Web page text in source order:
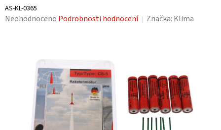
AS-KL-0365
Průměrné
hvězdiček.
Neohodnoceno Podrobnosti hodnocení Značka: Klima